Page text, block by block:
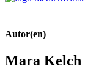
Autor(en)
Mara Kelch